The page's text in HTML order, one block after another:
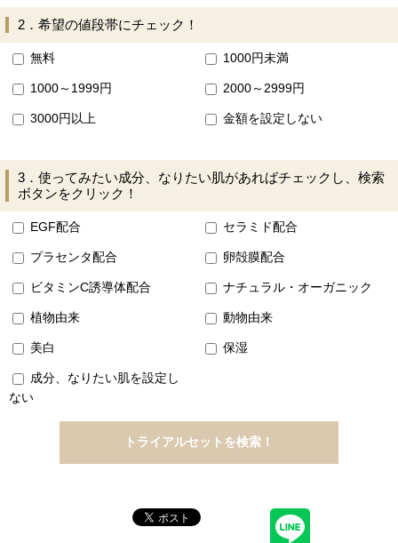
2．希望の値段帯にチェック！
無料 1000円未満
1000～1999円 2000～2999円
3000円以上 金額を設定しない
3．使ってみたい成分、なりたい肌があればチェックし、検索
ボタンをクリック！
EGF配合 セラミド配合
プラセンタ配合 卵殻膜配合
ビタミンC誘導体配合 ナチュラル・オーガニック
植物由来 動物由来
美白 保湿
成分、なりたい肌を設定し
ない